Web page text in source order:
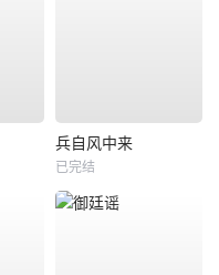
兵自风中来
已完结